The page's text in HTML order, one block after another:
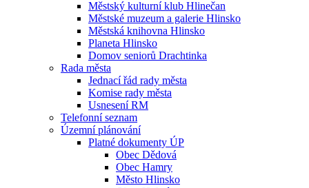
Městský kulturní klub Hlinečan
Městské muzeum a galerie Hlinsko
Městská knihovna Hlinsko
Planeta Hlinsko
Domov seniorů Drachtinka
Rada města
Jednací řád rady města
Komise rady města
Usnesení RM
Telefonní seznam
Územní plánování
Platné dokumenty ÚP
Obec Dědová
Obec Hamry
Město Hlinsko